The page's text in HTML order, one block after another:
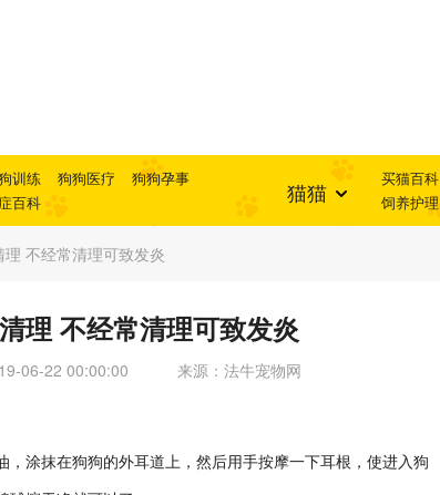
训练 狗狗医疗
狗狗孕事
百科 猫猫 买猫百科
饲养护理
不经常清理可致发炎
理 不经常清理可致发炎
06-22 00:00:00 来源：法牛宠物网
涂抹在狗狗的外耳道上，然后用手按摩一下耳根，使进入狗